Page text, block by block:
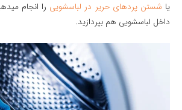
یا شستن پردهای حریر در لباسشویی را انجام
داخل لباسشویی هم بپردازید.